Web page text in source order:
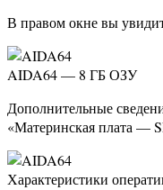
В правом окне вы
AIDA64 — 8 ГБ ОЗУ
Дополнительные
«Материнская плата —
Характеристики